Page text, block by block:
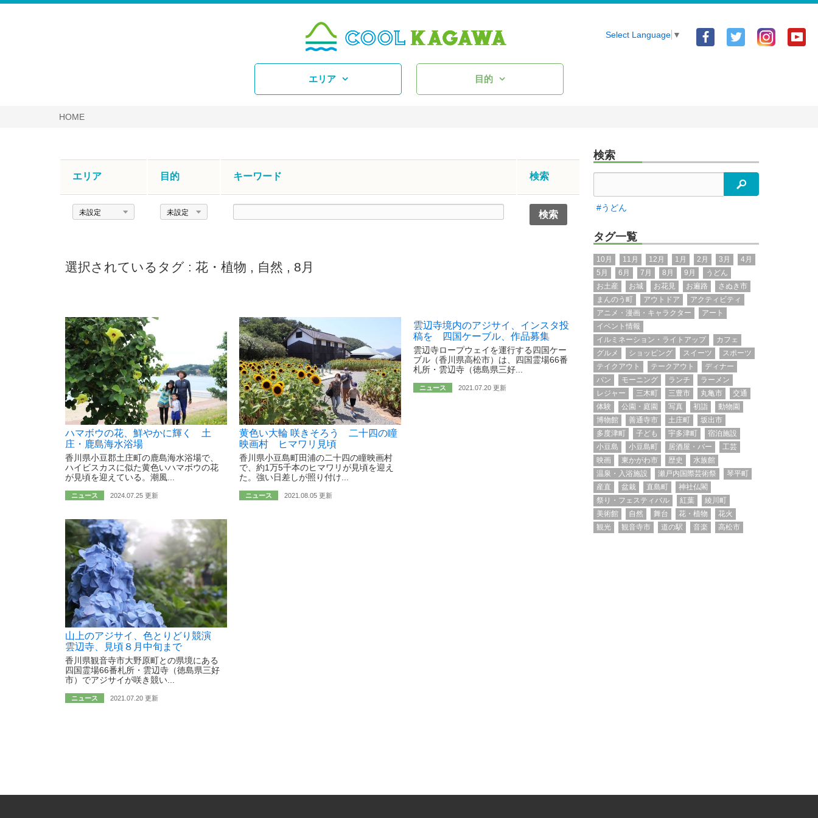
Facebook
Twitter
Select Language ▼
エリア 目的
HOME
エリア 目的 キーワード 検索
エ
目
ド
選択されているタグ : 花・植物 , 自然 , 8月
ハマボウの花、鮮やかに輝く 土
庄・鹿島海水浴場
香川県小豆郡土庄町の鹿島海水浴場で、
ハイビスカスに似た黄色いハマボウの花
が見頃を迎えている。潮風...
ニュース 2024.07.25 更新
黄色い大輪 咲きそろう 二十四の瞳
映画村 ヒマワリ見頃
香川県小豆島町田浦の二十四の瞳映画村
で、約1万5千本のヒマワリが見頃を迎え
た。強い日差しが照り付け...
ニュース 2021.08.05 更新
雲辺寺境内のアジサイ、インスタ投
稿を 四国ケーブル、作品募集
雲辺寺ロープウェイを運行する四国ケー
ブル（香川県高松市）は、四国霊場66番
札所・雲辺寺（徳島県三好...
ニュース 2021.07.20 更新
山上のアジサイ、色とりどり競演
雲辺寺、見頃８月中旬まで
香川県観音寺市大野原町との県境にある
四国霊場66番札所・雲辺寺（徳島県三好
市）でアジサイが咲き競い...
ニュース 2021.07.20 更新
検索
検索
#うどん
タグ一覧
10月 11月 12月 1月 2月 3月
4月
5月
6月 7月 8月 9月
うどん
お土産
お城 お花見 お遍路
さぬき市
まんのう町
アウトドア
アクティビティ
アニメ・漫画・キャラクター
アート
イベント情報
イルミネーション・ライトアップ
カフェ
グルメ
ショッピング スイーツ
スポーツ
テイクアウト
テークアウト
ディナー
パン
モーニング ランチ
ラーメン
レジャー
三木町 三豊市 丸亀市
交通
体験
公園・庭園 写真 初詣
動物園
博物館
善通寺市 土庄町
坂出市
多度津町
子ども 宇多津町
宿泊施設
小豆島
小豆島町 居酒屋・バー
工芸
映画
東かがわ市 歴史
水族館
温泉・入浴施設
瀬戸内国際芸術祭
琴平町
産直
盆栽 直島町
神社仏閣
祭り・フェスティバル
紅葉
綾川町
美術館
自然 舞台 花・植物
花火
観光
観音寺市 道の駅 音楽 高松市